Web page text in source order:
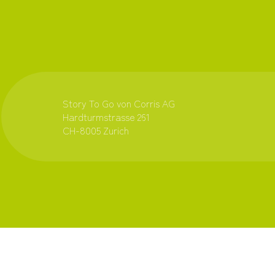
Story To Go von Corris AG
Hardturmstrasse 261
CH-8005 Zurich